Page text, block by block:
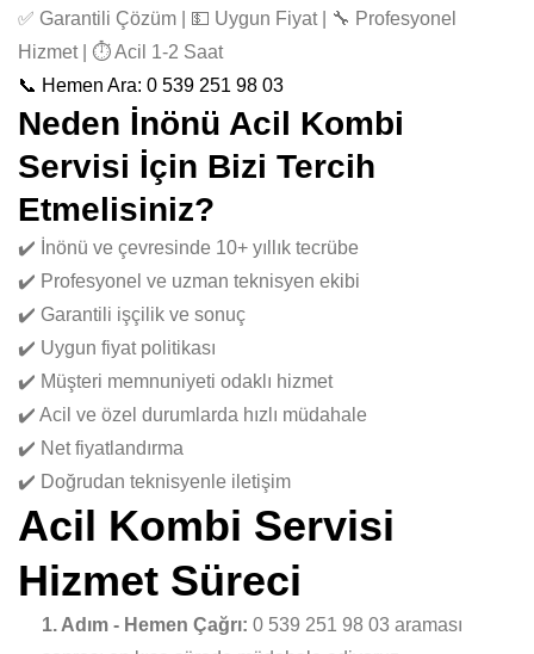
✅ Garantili Çözüm | 💵 Uygun Fiyat | 🔧 Profesyonel
Hizmet | ⏱️ Acil 1-2 Saat
📞 Hemen Ara: 0 539 251 98 03
Neden İnönü Acil Kombi
Servisi İçin Bizi Tercih
Etmelisiniz?
✔️ İnönü ve çevresinde 10+ yıllık tecrübe
✔️ Profesyonel ve uzman teknisyen ekibi
✔️ Garantili işçilik ve sonuç
✔️ Uygun fiyat politikası
✔️ Müşteri memnuniyeti odaklı hizmet
✔️ Acil ve özel durumlarda hızlı müdahale
✔️ Net fiyatlandırma
✔️ Doğrudan teknisyenle iletişim
Acil Kombi Servisi
Hizmet Süreci
1. Adım - Hemen Çağrı: 0 539 251 98 03 araması